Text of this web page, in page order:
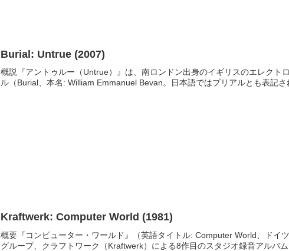
Burial: Untrue (2007)
概説『アントゥルー（Untrue）』は、南ロンドン出身のイギリスのエレクト
ル（Burial、本名: William Emmanuel Bevan。日本語ではブリアルとも表記
Kraftwerk: Computer World (1981)
概要『コンピューター・ワールド』（英語タイトル: Computer World、ドイ
グループ、クラフトワーク（Kraftwerk）による8作目のスタジオ録音アルバム